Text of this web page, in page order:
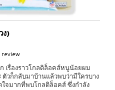
ง)
review
รื่องราวโกลดิล็อคส์หนูน้อยผม
ตัวก็กลับมาบ้านแล้วพบว่ามีใครบาง
จมากที่พบโกลดิล็อคส์ ซึ่งกำลัง